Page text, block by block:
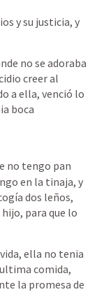
y su justicia, y
creer al
a ella, venció lo
boca
no tengo pan
en la tinaja, y
dos leños,
para que lo
ella no tenia
comida,
la promesa de